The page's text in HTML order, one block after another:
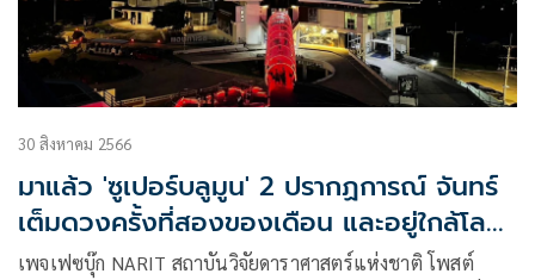
30 สิงหาคม 2566
มาแล้ว 'ซูเปอร์บลูมูน' 2 ปรากฏการณ์ จันทร์
เต็มดวงครั้งที่สองของเดือน และอยู่ใกล้โลก
ที่สุดในรอบปี
เพจเฟซบุ๊ก NARIT สถาบันวิจัยดาราศาสตร์แห่งชาติ โพสต์